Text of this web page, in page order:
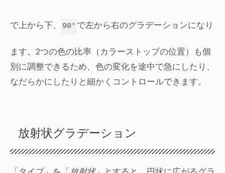
で上から下、 90° で左から右のグラデーションになり
ます。2つの色の比率（カラーストップの位置）も個
別に調整できるため、色の変化を途中で急にしたり、
なだらかにしたりと細かくコントロールできます。
放射状グラデーション